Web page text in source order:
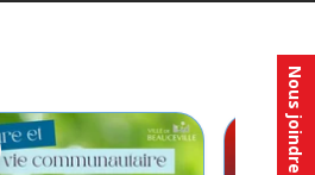
Nous joindre